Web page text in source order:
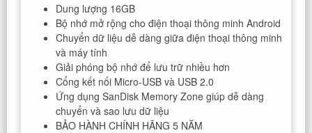
Dung lượng 16GB
Bộ nhớ mở rộng cho điện thoại thông minh Android
Chuyển dữ liệu dễ dàng giữa điện thoại thông minh
và máy tính
Giải phóng bộ nhớ để lưu trữ nhiều hơn
Cổng kết nối Micro-USB và USB 2.0
Ứng dụng SanDisk Memory Zone giúp dễ dàng
chuyển và sao lưu dữ liệu
BẢO HÀNH CHÍNH HÃNG 5 NĂM